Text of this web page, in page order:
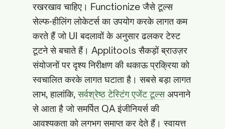
रखरखाव चाहिए। Functionize जैसे टूल्स
सेल्फ‑हीलिंग लोकेटर्स का उपयोग करके लागत कम
करते हैं जो UI बदलावों के अनुसार ढलकर टेस्ट
टूटने से बचाते हैं। Applitools सैकड़ों ब्राउज़र
संयोजनों पर दृश्य निरीक्षण की थकाऊ प्रक्रिया को
स्वचालित करके लागत घटाता है। सबसे बड़ा लागत
लाभ, हालांकि,सर्वश्रेष्ठ टेस्टिंग एजेंट टूल्सअपनाने
से आता है जो समर्पित QA इंजीनियर्स की
आवश्यकता को लगभग समाप्त कर देते हैं। स्वायत्त